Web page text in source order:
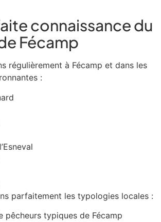
connaissance du
Fécamp
régulièrement à Fécamp et dans les
:
parfaitement les typologies locales :
pêcheurs typiques de Fécamp